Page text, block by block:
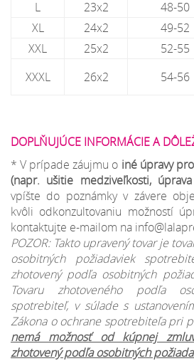
L
23x2 48-50
XL
24x2 49-52
XXL
25x2 52-55
XXXL
26x2 54-56
DOPLŇUJÚCE INFORMÁCIE A
* V prípade záujmu o iné úpravy
(napr. ušitie medziveľkosti,
vpíšte do poznámky v závere
kvôli odkonzultovaniu možností
kontaktujte e-mailom na
POZOR: Takto upravený tovar je
osobitných požiadaviek
zhotovený podľa osobitných
Tovaru zhotoveného podľa
spotrebiteľ, v súlade s
Zákona o ochrane spotrebiteľa pri
nemá možnosť od kúpnej
zhotovený podľa osobitných